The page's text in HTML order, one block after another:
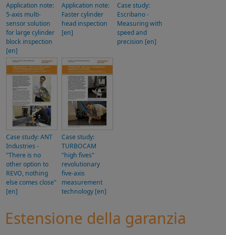
Application note:
5-axis multi-
sensor solution
for large cylinder
block inspection
[en]
Application note:
Faster cylinder
head inspection
[en]
Case study:
Escribano -
Measuring with
speed and
precision [en]
Case study: ANT
Industries -
"There is no
other option to
REVO, nothing
else comes close"
[en]
Case study:
TURBOCAM
"high fives"
revolutionary
five-axis
measurement
technology [en]
Estensione della garanzia